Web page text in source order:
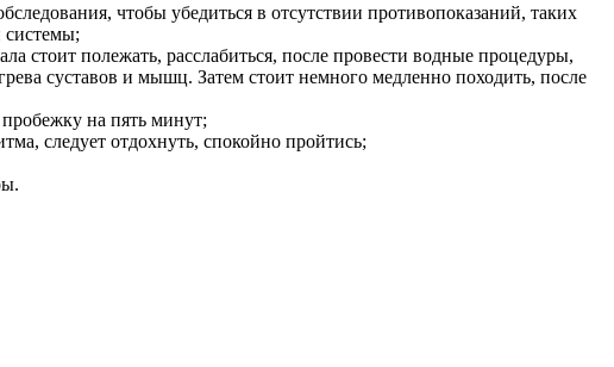
чтобы убедиться в отсутствии противопоказаний, таких
системы;
стоит полежать, расслабиться, после провести водные процедуры,
суставов и мышц. Затем стоит немного медленно походить, после
на пять минут;
следует отдохнуть, спокойно пройтись;